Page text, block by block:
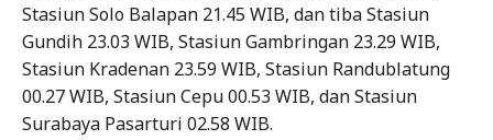
Stasiun Solo Balapan 21.45 WIB, dan tiba Stasiun
Gundih 23.03 WIB, Stasiun Gambringan 23.29 WIB,
Stasiun Kradenan 23.59 WIB, Stasiun Randublatung
00.27 WIB, Stasiun Cepu 00.53 WIB, dan Stasiun
Surabaya Pasarturi 02.58 WIB.